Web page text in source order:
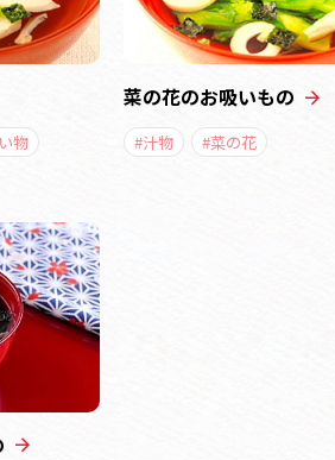
物
菜の花のお吸いもの
#汁物 #菜の花